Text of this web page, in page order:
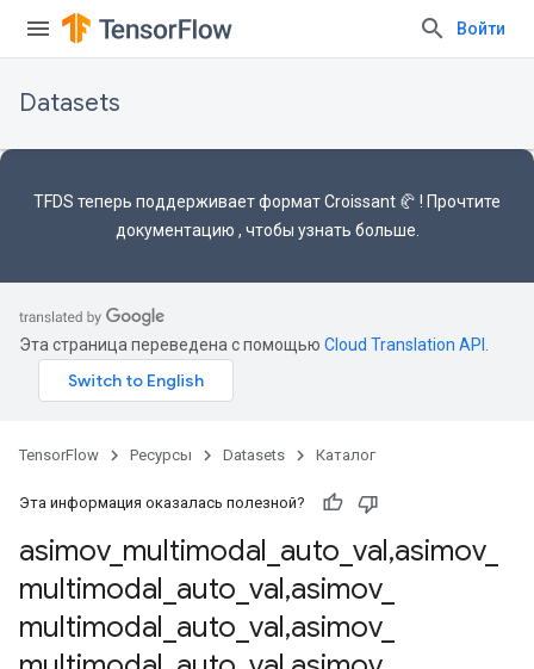
Войти
Datasets
TFDS теперь поддерживаетформат Croissant 🥐 ! Прочтите
документацию , чтобы узнать больше.
Эта страница переведена с помощью Cloud Translation API
TensorFlow Ресурсы Datasets Каталог
Эта информация оказалась полезной?
asimov_ multimodal auto val,asimov_
multimodal auto val,asimov_
multimodal auto val,asimov_